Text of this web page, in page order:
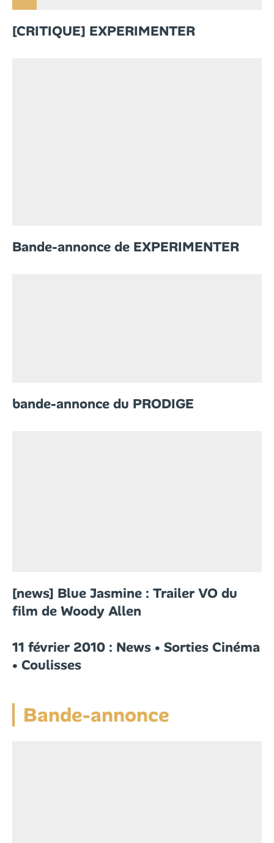
[CRITIQUE] EXPERIMENTER
Bande-annonce de EXPERIMENTER
bande-annonce du PRODIGE
[news] Blue Jasmine : Trailer VO du
film de Woody Allen
11 février 2010 : News • Sorties Cinéma
• Coulisses
Bande-annonce